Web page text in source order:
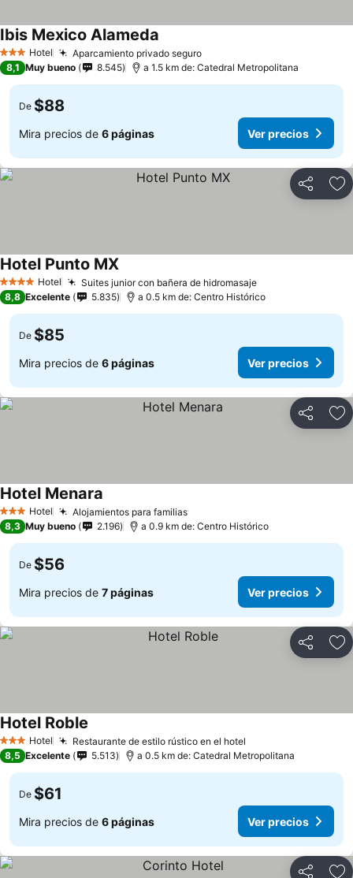
3 Estrellas
Hotel Aparcamiento privado seguro
Ibis Mexico Alameda
8,1 Muy bueno 8.545 a 1.5 km de: Catedral Metropolitana
De $88
Mira precios de 6 páginas Ver precios
Compartir
4 EstrellasHotel Suites junior con bañera de hidromasaje
Hotel Punto MX
8,8 Excelente 5.835 a 0.5 km de: Centro Histórico
De $85
Mira precios de 6 páginas Ver precios
Compartir
3 Estrellas
Hotel Alojamientos para familias
Hotel Menara
8,3 Muy bueno 2.196 a 0.9 km de: Centro Histórico
De $56
Mira precios de 7 páginas Ver precios
Compartir
3 Estrellas
Hotel Restaurante de estilo rústico en el hotel
Hotel Roble
8,5 Excelente 5.513 a 0.5 km de: Catedral Metropolitana
De $61
Mira precios de 6 páginas Ver precios